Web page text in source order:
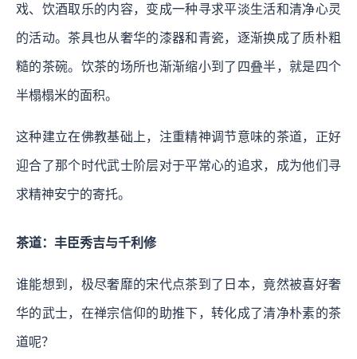
戏、饮酒取乐的内容，变成一种寻求平淡生活和清净心灵
的活动。茶具也从奢华的漆器和青瓷，逐渐换成了质朴粗
糙的茶碗。饮茶的场所也渐渐缩小到了四叠半，就是四个
半榻榻米的面积。
这种建立在佛教基础上，注重精神调节意味的茶道，正好
迎合了那个时代武士阶层对于平常心的追求，成为他们寻
求精神安宁的寄托。
茶道：丰臣秀吉与千利修
谁能想到，极尽奢靡的宋代点茶到了日本，竟然被喜好奢
华的武士，在禅宗信仰的助推下，转化成了清净朴素的茶
道呢？